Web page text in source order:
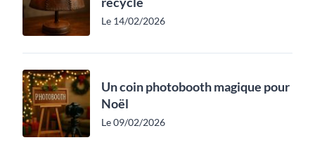
Le 14/02/2026
Un coin photobooth magique pour
Noël
Le 09/02/2026